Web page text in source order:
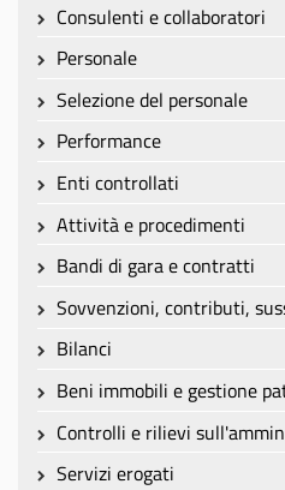
Consulenti e collaboratori
Personale
Selezione del personale
Performance
Enti controllati
Attività e procedimenti
Bandi di gara e contratti
Sovvenzioni, contributi,
Bilanci
Beni immobili e gestione
Controlli e rilievi
Servizi erogati